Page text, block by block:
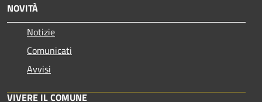
NOVITÀ
Notizie
Comunicati
Avvisi
VIVERE IL COMUNE